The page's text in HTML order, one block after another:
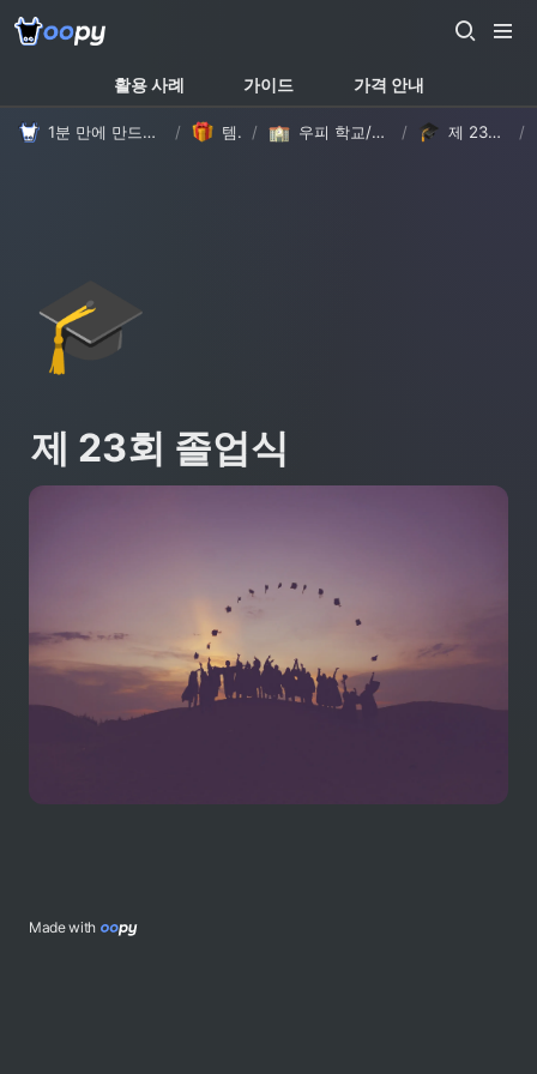
활용 사례 가이드 가격 안내
1분 만에 만드는 노션 웹사이트, 우피! / 템플릿 / 우피 학교/학원 템플릿 / 제 23회 졸업식 /
🎓
제 23회 졸업식
Made with